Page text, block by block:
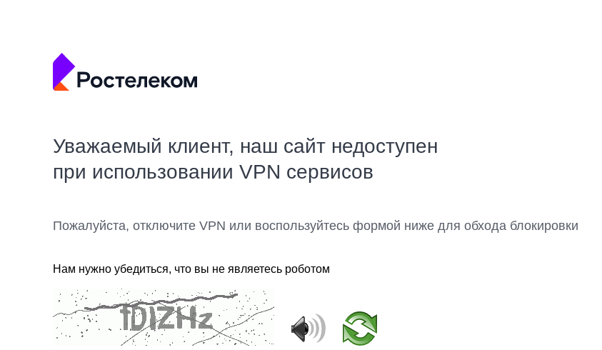
Уважаемый клиент, наш сайт недоступен
при использовании VPN сервисов
Пожалуйста, отключите VPN или воспользуйтесь формой ниже для обхода блокировки
Нам нужно убедиться, что вы не являетесь роботом